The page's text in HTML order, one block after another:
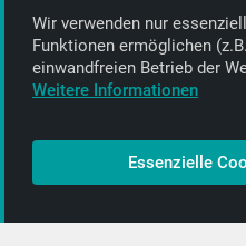
Alle Informationen
Kontakt
CD-Anbieter werden
CD-Anbieter-Login
Wir verwenden nur
Funktionen ermöglichen
einwand­freien Betrieb der
Weitere Informationen
Essenzielle